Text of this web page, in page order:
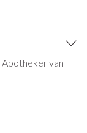
Apotheker van